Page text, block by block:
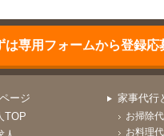
は専用フォームから登録応
ージ
TOP
家事代行
お掃除
お料理